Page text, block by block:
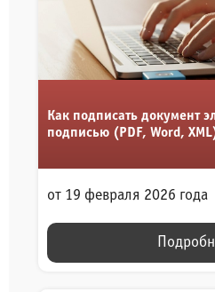
Как подписать документ
подписью (PDF, Word,
от 19 февраля 2026 года